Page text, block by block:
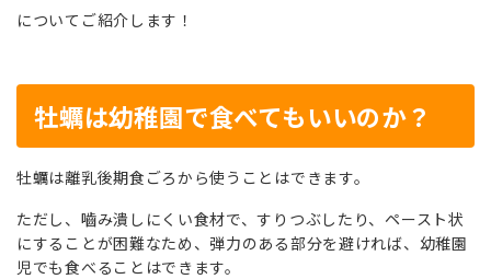
についてご紹介します！
牡蠣は幼稚園で食べてもいいのか？
牡蠣は離乳後期食ごろから使うことはできます。
ただし、嚙み潰しにくい食材で、すりつぶしたり、ペースト状
にすることが困難なため、弾力のある部分を避ければ、幼稚園
児でも食べることはできます。